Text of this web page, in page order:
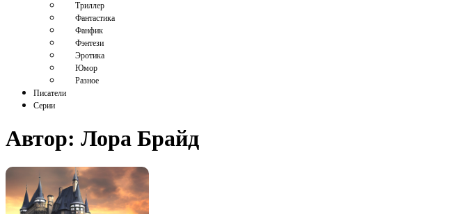
Триллер
Фантастика
Фанфик
Фэнтези
Эротика
Юмор
Разное
Писатели
Серии
Автор: Лора Брайд